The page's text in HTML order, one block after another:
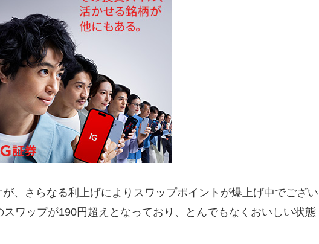
、さらなる利上げによりスワップポイントが爆上げ中でござい
ワップが190円超えとなっており、とんでもなくおいしい状態